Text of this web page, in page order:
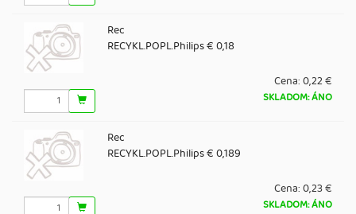
Rec
RECYKL.POPL.Philips € 0,18
Cena:0,22 €
SKLADOM: ÁNO
Rec
RECYKL.POPL.Philips € 0,189
Cena:0,23 €
SKLADOM: ÁNO